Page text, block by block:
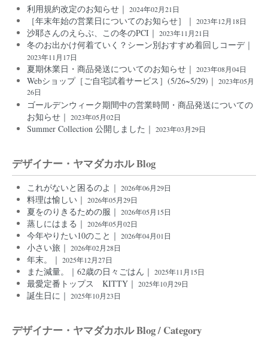
利用規約改定のお知らせ｜ 2024年02月21日
［年末年始の営業日についてのお知らせ］｜ 2023年12月18日
沙耶さんのえらぶ、この冬のPCI｜ 2023年11月21日
冬のお出かけ何着ていく？シーン別おすすめ着回しコーデ｜
2023年11月17日
夏期休業日・商品発送についてのお知らせ｜ 2023年08月04日
Webショップ［ご自宅試着サービス］(5/26~5/29)｜ 2023年05月
26日
ゴールデンウィーク期間中の営業時間・商品発送についての
お知らせ｜ 2023年05月02日
Summer Collection 公開しました｜ 2023年03月29日
デザイナー・ヤマダカホル Blog
これがないと困るのよ｜ 2026年06月29日
料理は愉しい｜ 2026年05月29日
夏をのりきるための服｜ 2026年05月15日
蒸しにはまる｜ 2026年05月02日
今年やりたい10のこと｜ 2026年04月01日
小さい旅｜ 2026年02月28日
年末。｜ 2025年12月27日
また減量。｜62歳の日々ごはん｜ 2025年11月15日
最愛定番トップス KITTY｜ 2025年10月29日
誕生日に｜ 2025年10月23日
デザイナー・ヤマダカホル Blog / Category